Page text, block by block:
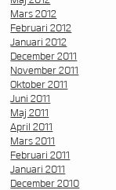
Mars 2012
Februari 2012
Januari 2012
December 2011
November 2011
Oktober 2011
Juni 2011
Maj 2011
April 2011
Mars 2011
Februari 2011
Januari 2011
December 2010